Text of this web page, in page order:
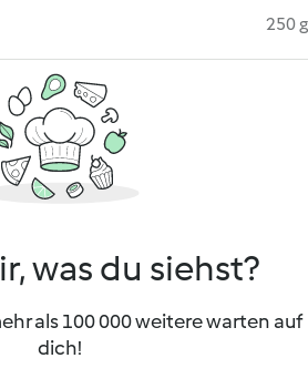
250 g
was du siehst?
als 100 000 weitere warten auf
dich!